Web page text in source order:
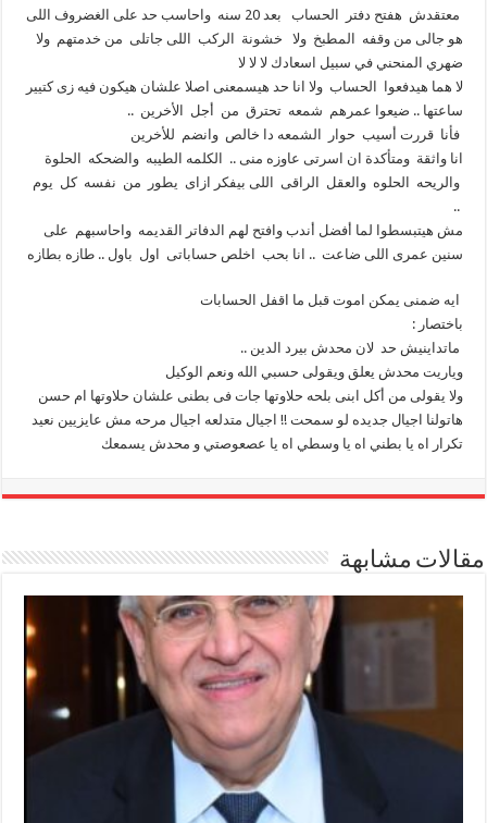
معتقدش هفتح دفتر الحساب بعد 20 سنه واحاسب حد على الغضروف اللى
هو جالى من وقفه المطبخ ولا خشونة الركب اللى جاتلى من خدمتهم ولا
ضهري المنحني في سبيل اسعادك لا لا لا
لا هما هيدفعوا الحساب ولا انا حد هيسمعنى اصلا علشان هيكون فيه زى كتيير
ساعتها .. ضيعوا عمرهم شمعه تحترق من أجل الأخرين ..
فأنا قررت أسيب حوار الشمعه دا خالص وانضم للأخرين
انا واثقة ومتأكدة ان اسرتى عاوزه منى .. الكلمه الطيبه والضحكه الحلوة
والريحه الحلوه والعقل الراقى اللى بيفكر ازاى يطور من نفسه كل يوم
..
مش هيتبسطوا لما أفضل أندب وافتح لهم الدفاتر القديمه واحاسبهم على
سنين عمرى اللى ضاعت .. انا بحب اخلص حساباتى اول باول .. طازه بطازه
ايه ضمنى يمكن اموت قبل ما اقفل الحسابات
باختصار :
ماتداينيش حد لان محدش بيرد الدين ..
وياريت محدش يعلق ويقولى حسبي الله ونعم الوكيل
ولا يقولى من أكل ابنى بلحه حلاوتها جات فى بطنى علشان حلاوتها ام حسن
هاتولنا اجيال جديده لو سمحت !! اجيال متدلعه اجيال مرحه مش عايزيين نعيد
تكرار اه يا بطني اه يا وسطي اه يا عصعوصتي و محدش يسمعك
مقالات مشابهة